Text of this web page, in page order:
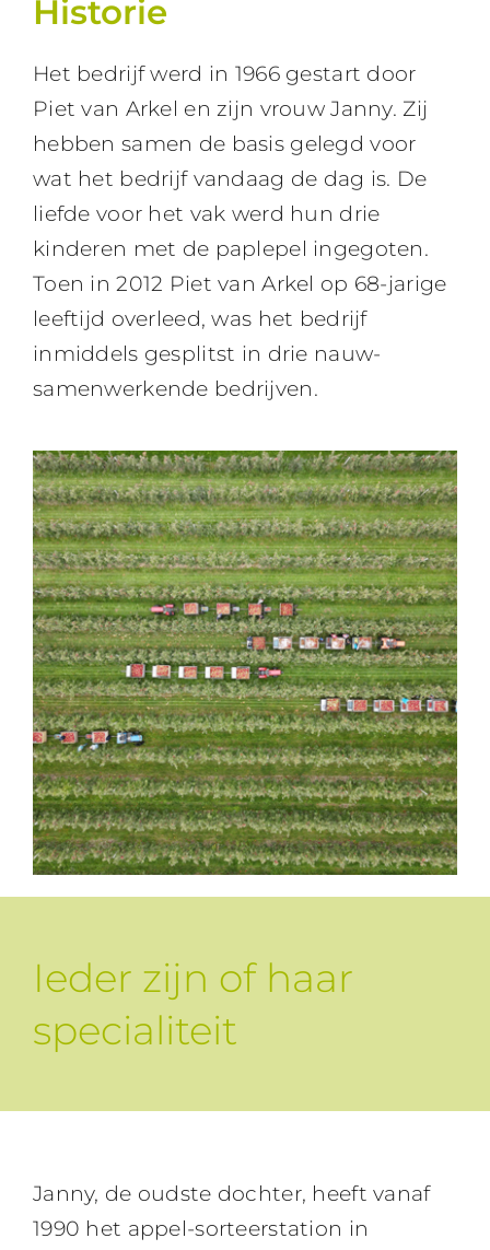
CONTACT
Verpakken
Verkoop
Historie
Het bedrijf werd in 1966 gestart door
Piet van Arkel en zijn vrouw Janny. Zij
hebben samen de basis gelegd voor
wat het bedrijf vandaag de dag is. De
liefde voor het vak werd hun drie
kinderen met de paplepel ingegoten.
Toen in 2012 Piet van Arkel op 68-jarige
leeftijd overleed, was het bedrijf
inmiddels gesplitst in drie nauw-
samenwerkende bedrijven.
Ieder zijn of haar
specialiteit
Janny, de oudste dochter, heeft vanaf
1990 het appel-sorteerstation in